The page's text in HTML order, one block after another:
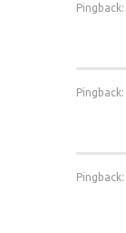
Pingback:
Pingback:
Pingback: